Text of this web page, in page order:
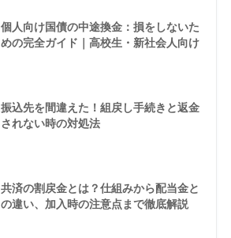
個人向け国債の中途換金：損をしないた
めの完全ガイド｜高校生・新社会人向け
振込先を間違えた！組戻し手続きと返金
されない時の対処法
共済の割戻金とは？仕組みから配当金と
の違い、加入時の注意点まで徹底解説